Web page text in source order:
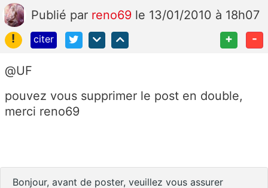
Publié par reno69 le 13/01/2010 à 18h07
!
citer + -
@UF
pouvez vous supprimer le post en double,
merci reno69
Bonjour, avant de poster, veuillez vous assurer